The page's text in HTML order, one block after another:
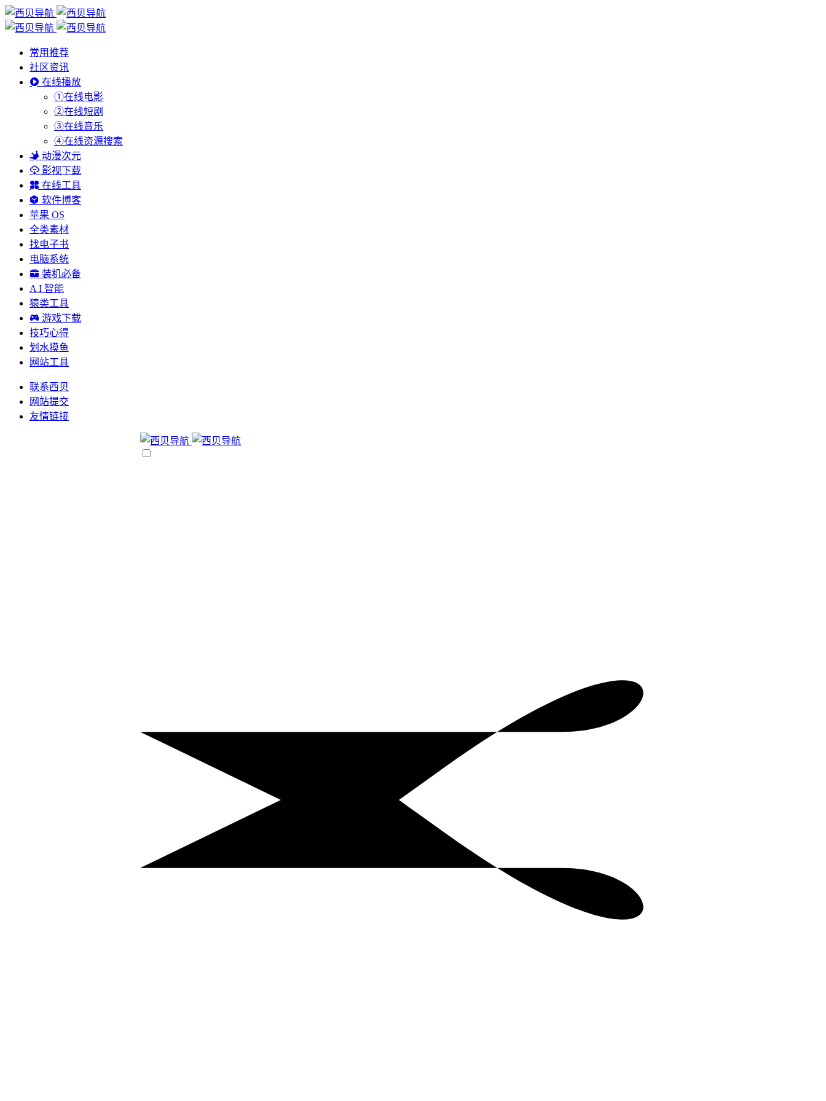
常用推荐
社区资讯
在线播放
①在线电影
②在线短剧
③在线音乐
④在线资源搜索
动漫次元
影视下载
在线工具
软件博客
苹果 OS
全类素材
找电子书
电脑系统
装机必备
A I 智能
猿类工具
游戏下载
技巧心得
划水摸鱼
网站工具
联系西贝
网站提交
友情链接